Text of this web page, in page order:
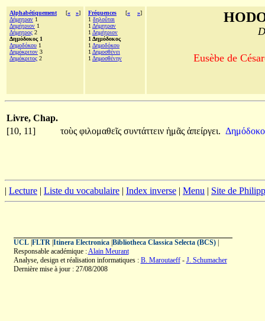
Alphabétiquement [« »]
Δήμητραν 1
Δημήτριον 1
Δήμητρος 2
Δημόδοκος 1
Δημοδόκου 1
Δημόκριτον 3
Δημόκριτος 2
Fréquences [« »]
1 δηλοῦται
1 Δήμητραν
1 Δημήτριον
1 Δημόδοκος
1 Δημοδόκου
1 Δημοσθένει
1 Δημοσθένην Eusèbe de
Livre, Chap.
[10, 11]
τοὺς φιλομαθεῖς συντάττειν ἡμᾶς ἀπείργει.
| Lecture | Liste du vocabulaire | Index inverse | Menu | Site de
UCL| FLTR| Itinera Electronica| Bibliotheca Classica Selecta (BCS)|
Responsable académique :Alain Meurant
Analyse, design et réalisation informatiques : B. Maroutaeff- J. Schumacher
Dernière mise à jour : 27/08/2008